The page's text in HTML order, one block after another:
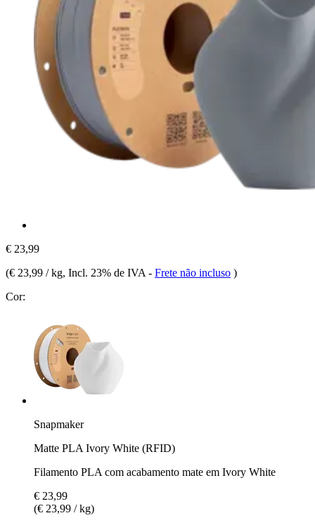
€ 23,99
(€ 23,99 / kg, Incl. 23% de IVA - Frete não incluso )
Cor:
Snapmaker
Matte PLA Ivory White (RFID)
Filamento PLA com acabamento mate em Ivory White
€ 23,99
(€ 23,99 / kg)